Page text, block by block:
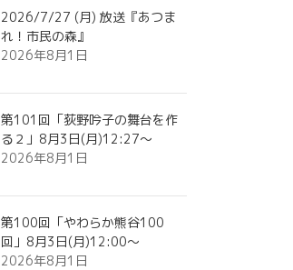
2026/7/27 (月) 放送『あつま
れ！市民の森』
2026年8月1日
第101回「荻野吟子の舞台を作
る２」8月3日(月)12:27～
2026年8月1日
第100回「やわらか熊谷100
回」8月3日(月)12:00～
2026年8月1日